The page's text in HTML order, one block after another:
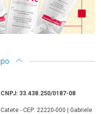
33.438.250/0187-08
- CEP: 22220-000 | Gabriele